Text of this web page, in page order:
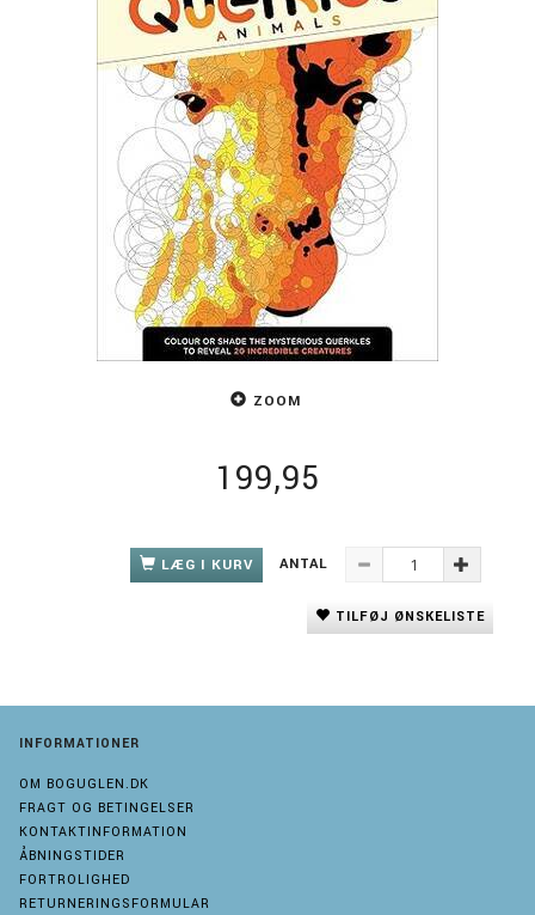
ZOOM
199,95
LÆG I KURV ANTAL
TILFØJ ØNSKELISTE
INFORMATIONER
OM BOGUGLEN.DK
FRAGT OG BETINGELSER
KONTAKTINFORMATION
ÅBNINGSTIDER
FORTROLIGHED
RETURNERINGSFORMULAR